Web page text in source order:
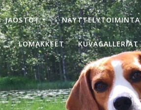
JAOSTOT NÄYTTELYTOIMINTA
LOMAKKEET KUVAGALLERIAT